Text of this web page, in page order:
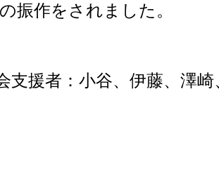
振作をされました。
支援者：小谷、伊藤、澤